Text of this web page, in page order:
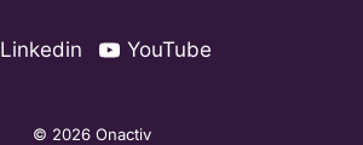
Linkedin YouTube
© 2026 Onactiv